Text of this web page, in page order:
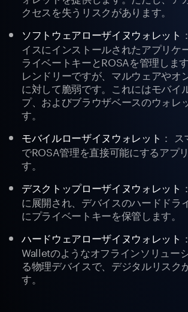
クセスを失うリスクがあります。
ソフトウェアローザイヌウォレット
イスにインストールされたアプリケ
ライベートキーとROSAを管理しま
レンドリーですが、マルウェアやオ
に対して脆弱です。これにはモバイ
プ、およびブラウザベースのウォレ
す。
モバイルローザイヌウォレット ：
でROSA管理を直接可能にするアプ
す。
デスクトップローザイヌウォレット
に展開され、デバイスのハードドラ
にプライベートキーを保管します。
ハードウェアローザイヌウォレット
Walletのようなオフラインソリュー
る物理デバイスで、デジタルリスク
す。